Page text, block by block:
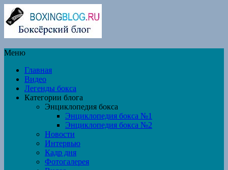
Меню
Главная
Видео
Легенды бокса
Категории блога
Энциклопедия бокса
Энциклопедия бокса №1
Энциклопедия бокса №2
Новости
Интервью
Кадр дня
Фотогалерея